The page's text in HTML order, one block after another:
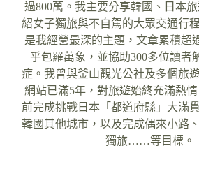
過800萬。我主要分享韓國、日本
紹女子獨旅與不自駕的大眾交通行
是我經營最深的主題，文章累積超
乎包羅萬象，並協助300多位讀者
症。我曾與釜山觀光公社及多個旅
網站已滿5年，對旅遊始終充滿熱
前完成挑戰日本「都道府縣」大滿
韓國其他城市，以及完成偶來小路
獨旅……等目標。